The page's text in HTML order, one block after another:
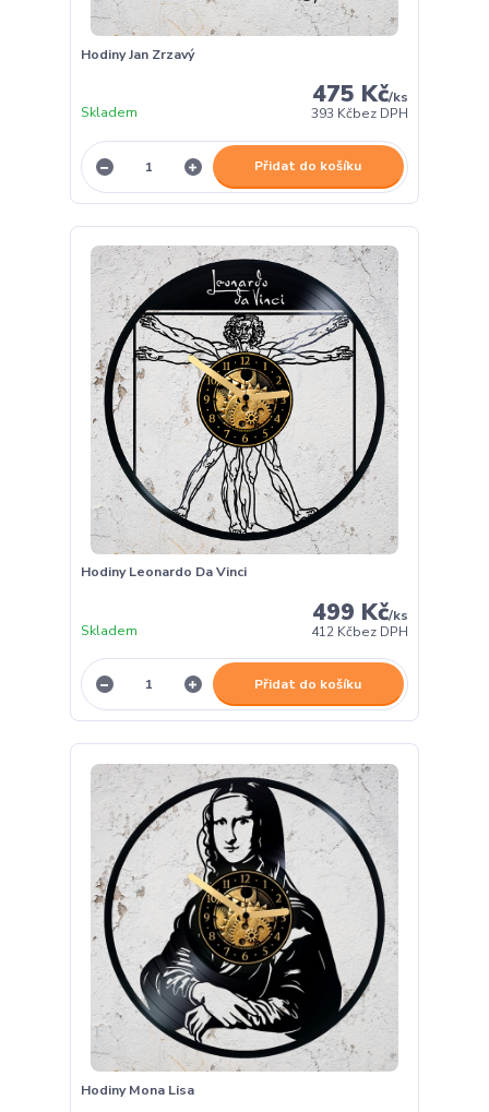
Hodiny Jan Zrzavý
475 Kč/ks
393 Kčbez DPH
Skladem
Přidat do košíku
Hodiny Leonardo Da Vinci
499 Kč/ks
412 Kčbez DPH
Skladem
Přidat do košíku
Hodiny Mona Lisa